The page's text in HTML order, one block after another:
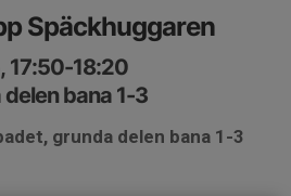
Späckhuggaren
17:50-18:20
bana 1-3
grunda delen bana 1-3